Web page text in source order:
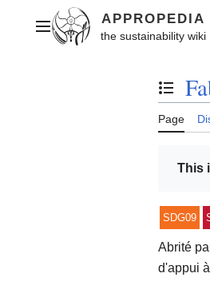
contentMain menu
Toggle
Page
This
SDG09
Abrité
d'appui